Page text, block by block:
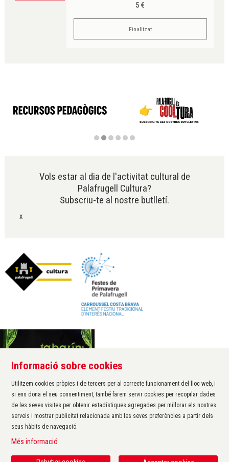
5 €
Finalitzat
Vols estar al dia de l'activitat cultural de
Palafrugell Cultura?
Subscriu-te al nostre butlletí.
x
Àrea de cultura de l'Ajuntament de Palafrugell
Carrer Santa Margarida, 1
17200 Palafrugell
972 611 172 ·
cultura@palafrugell.cat
Sitemap | Avís Legal
Informació sobre cookies
Utilitzem cookies pròpies i de tercers per al correcte funcionament del lloc web, i
si ens dona el seu consentiment, també farem servir cookies per recopilar dades
de les seves visites per obtenir estadístiques agregades per millorar els nostres
serveis i mostrar publicitat relacionada amb les seves preferències a partir dels
seus hàbits de navegació.
Més informació